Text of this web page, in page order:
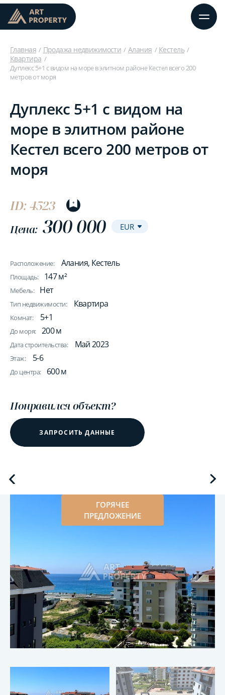
Главная Продажа недвижимости Алания
Кестель
Квартира
Дуплекс 5+1 с видом на море в элитном районе Кестел всего 200
метров от моря
Дуплекс 5+1 с видом на
море в элитном районе
Кестел всего 200 метров от
моря
ID: 4523
Цена: 300 000
Расположение: Алания, Кестель
Площадь: 147 м²
Мебель: Нет
Тип недвижимости: Квартира
Комнат: 5+1
До моря: 200 м
Дата строительства: Май 2023
Этаж: 5-6
До центра: 600 м
Понравился объект?
ЗАПРОСИТЬ ДАННЫЕ
ГОРЯЧЕЕ
ПРЕДЛОЖЕНИЕ